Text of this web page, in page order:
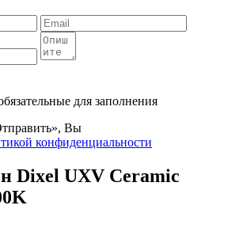
для заполнения
Вы
конфиденциальности
Dixel UXV Ceramic